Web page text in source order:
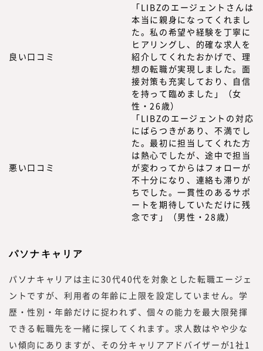
良い口コミ
「LIBZのエージェントさんは
本当に親身になってくれまし
た。私の希望や経験を丁寧に
ヒアリングし、的確な求人を
紹介してくれたおかげで、理
想の転職が実現しました。面
接対策も充実しており、自信
を持って臨めました」（女
性・26歳）
悪い口コミ
「LIBZのエージェントの対応
にばらつきがあり、不満でし
た。最初に担当してくれた方
は熱心でしたが、途中で担当
が変わってからはフォローが
不十分になり、連絡も滞りが
ちでした。一貫性のあるサポ
ートを期待していただけに残
念です」（男性・28歳）
パソナキャリア
パソナキャリアは主に30代40代を対象とした転職エージェ
ントですが、利用者の年齢に上限を設定していません。学
歴・性別・年齢だけに捉われず、個々の能力を最大限発揮
できる転職先を一緒に探してくれます。求人数はやや少な
い傾向にありますが、その分キャリアアドバイザーが1社1